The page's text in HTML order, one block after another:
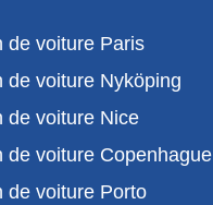
de voiture Paris
de voiture Nyköping
de voiture Nice
de voiture Copenhague
de voiture Porto